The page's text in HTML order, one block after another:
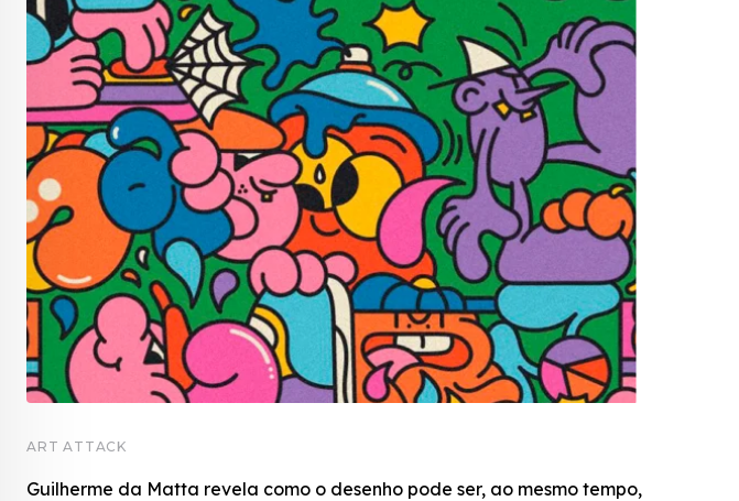
ART ATTACK
Guilherme da Matta revela como o desenho pode ser, ao mesmo tempo,